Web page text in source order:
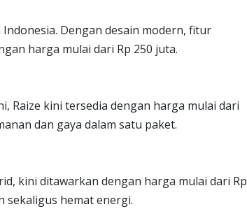
Dengan desain modern, fitur
harga mulai dari Rp 250 juta.
Raize kini tersedia dengan harga mulai dari
dan gaya dalam satu paket.
kini ditawarkan dengan harga mulai dari Rp
sekaligus hemat energi.